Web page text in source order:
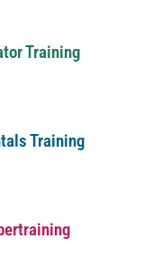
Training
Training